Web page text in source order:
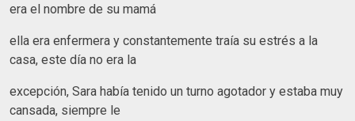
era el nombre de su mamá
ella era enfermera y constantemente traía su estrés a la
casa, este día no era la
excepción, Sara había tenido un turno agotador y estaba muy
cansada, siempre le